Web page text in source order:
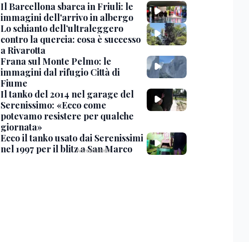
Il Barcellona sbarca in Friuli: le
immagini dell'arrivo in albergo
Lo schianto dell’ultraleggero
contro la quercia: cosa è successo
a Rivarotta
Frana sul Monte Pelmo: le
immagini dal rifugio Città di
Fiume
Il tanko del 2014 nel garage del
Serenissimo: «Ecco come
potevamo resistere per qualche
giornata»
Ecco il tanko usato dai Serenissimi
nel 1997 per il blitz a San Marco